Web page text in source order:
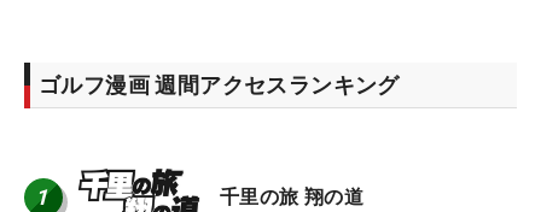
ゴルフ漫画 週間アクセスランキング
1 千里の旅 翔の道